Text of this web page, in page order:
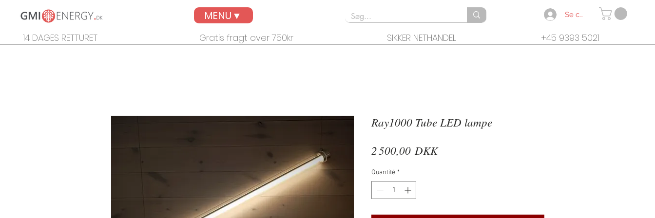
MENU▼ Se connecter
14 DAGES RETTURET Gratis fragt over 750kr SIKKER NETHANDEL +45 9393 5021
Ray1000 Tube LED lampe
2 500,00 DKKPrix
Quantité *